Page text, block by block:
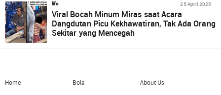
life 25 April 2025
Viral Bocah Minum Miras saat Acara
Dangdutan Picu Kekhawatiran, Tak Ada Orang
Sekitar yang Mencegah
Home
Bola
About Us